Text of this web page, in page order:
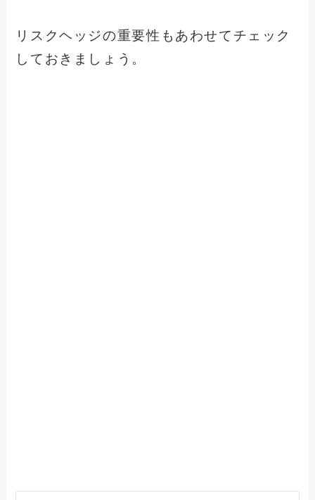
リスクヘッジの重要性もあわせてチェック
しておきましょう。